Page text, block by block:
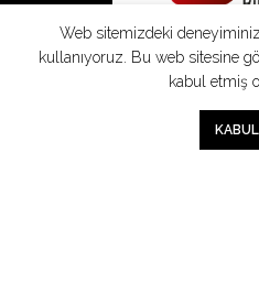
Web sitemizdeki
kullanıyoruz. Bu web sitesine
kabul etmiş